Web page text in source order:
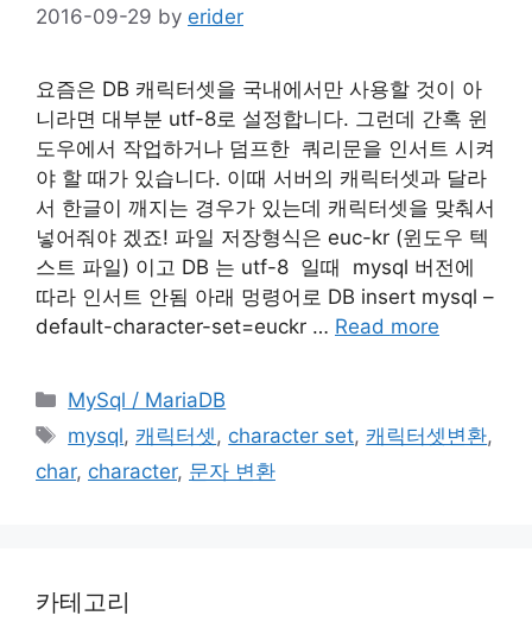
2016-09-29 by erider
요즘은 DB 캐릭터셋을 국내에서만 사용할 것이 아
니라면 대부분 utf-8로 설정합니다. 그런데 간혹 윈
도우에서 작업하거나 덤프한 쿼리문을 인서트 시켜
야 할 때가 있습니다. 이때 서버의 캐릭터셋과 달라
서 한글이 깨지는 경우가 있는데 캐릭터셋을 맞춰서
넣어줘야 겠죠! 파일 저장형식은 euc-kr (윈도우 텍
스트 파일) 이고 DB 는 utf-8 일때 mysql 버전에
따라 인서트 안됨 아래 멍령어로 DB insert mysql –
default-character-set=euckr … Read more
Categories
MySql / MariaDB
Tags
mysql, 캐릭터셋 , character set, 캐릭터셋변환,
char, character, 문자 변환
카테고리